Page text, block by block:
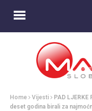
Home Vijesti
PAD LJERKE
deset godina birali za